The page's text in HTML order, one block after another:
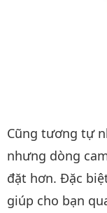
Cũng tương tự
nhưng dòng
đặt hơn. Đặc
giúp cho bạn